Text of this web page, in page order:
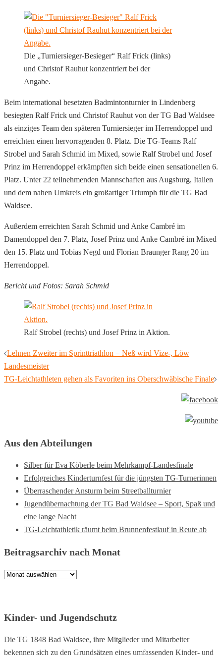
Die „Turniersieger-Besieger“ Ralf Frick (links)
und Christof Rauhut konzentriert bei der
Angabe.
Beim international besetzten Badmintonturnier in Lindenberg
besiegten Ralf Frick und Christof Rauhut von der TG Bad Waldsee
als einziges Team den späteren Turniersieger im Herrendoppel und
erreichten einen hervorragenden 8. Platz. Die TG-Teams Ralf
Strobel und Sarah Schmid im Mixed, sowie Ralf Strobel und Josef
Prinz im Herrendoppel erkämpften sich beide einen sensationellen 6.
Platz. Unter 22 teilnehmenden Mannschaften aus Augsburg, Italien
und dem nahen Umkreis ein großartiger Triumph für die TG Bad
Waldsee.
Außerdem erreichten Sarah Schmid und Anke Cambré im
Damendoppel den 7. Platz, Josef Prinz und Anke Cambré im Mixed
den 15. Platz und Tobias Negd und Florian Braunger Rang 20 im
Herrendoppel.
Bericht und Fotos: Sarah Schmid
Ralf Strobel (rechts) und Josef Prinz in Aktion.
Beitragsnavigation
Lehnen Zweiter im Sprinttriathlon − Neß wird Vize-, Löw
Landesmeister
TG-Leichtathleten gehen als Favoriten ins Oberschwäbische Finale
Aus den Abteilungen
Silber für Eva Köberle beim Mehrkampf-Landesfinale
Erfolgreiches Kinderturnfest für die jüngsten TG-Turnerinnen
Überraschender Ansturm beim Streetballturnier
Jugendübernachtung der TG Bad Waldsee – Sport, Spaß und
eine lange Nacht
TG-Leichtathletik räumt beim Brunnenfestlauf in Reute ab
Beitragsarchiv nach Monat
Beitragsarchiv
Kinder- und Jugendschutz
Die TG 1848 Bad Waldsee, ihre Mitglieder und Mitarbeiter
bekennen sich zu den Grundsätzen eines umfassenden Kinder- und